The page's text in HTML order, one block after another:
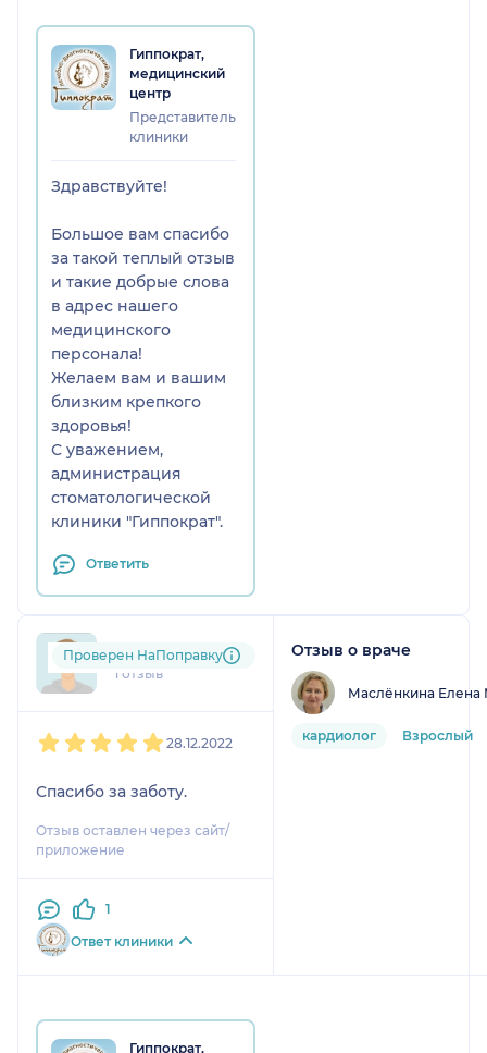
Гиппократ,
медицинский
центр
Представитель
клиники
Здравствуйте!
Большое вам спасибо
за такой теплый отзыв
и такие добрые слова
в адрес нашего
медицинского
персонала!
Желаем вам и вашим
близким крепкого
здоровья!
С уважением,
администрация
стоматологической
клиники "Гиппократ".
Ответить
Sev....@....com
1 отзыв
Проверен НаПоправку
28.12.2022
Спасибо за заботу.
Отзыв оставлен через сайт/
приложение
1
Ответ клиники
Отзыв о враче
Маслёнкина Елена
кардиолог Взрослый
Гиппократ,